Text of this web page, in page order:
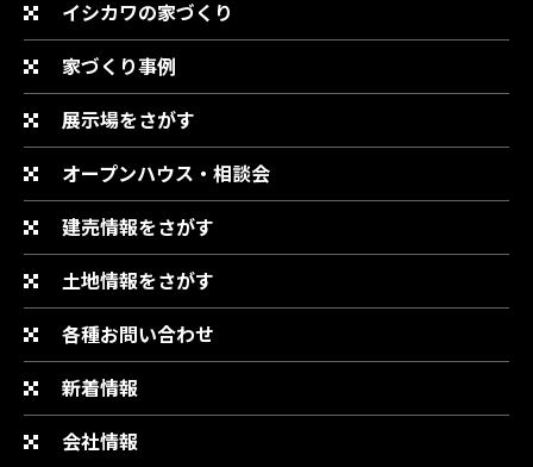
イシカワの家づくり
家づくり事例
展示場をさがす
オープンハウス・相談会
建売情報をさがす
土地情報をさがす
各種お問い合わせ
新着情報
会社情報